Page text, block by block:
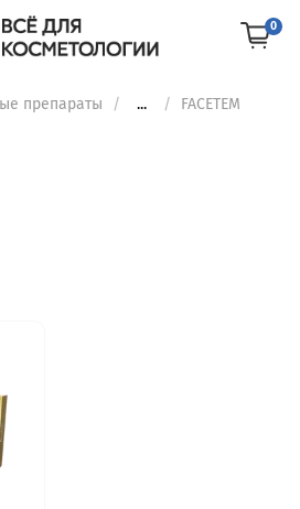
0
препараты ... FACETEM